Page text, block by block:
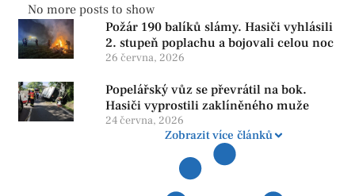
No more posts to show
Požár 190 balíků slámy. Hasiči vyhlásili
2. stupeň poplachu a bojovali celou noc
26 června, 2026
Popelářský vůz se převrátil na bok.
Hasiči vyprostili zaklíněného muže
24 června, 2026
Zobrazit více článků